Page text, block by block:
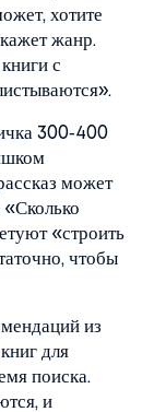
хотите
жанр.
с
300‑400
может
«Сколько
«строить
чтобы
из
для
поиска.
и